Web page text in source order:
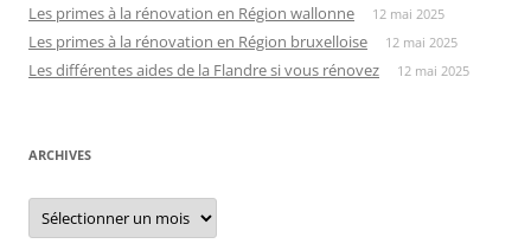
Les primes à la rénovation en Région wallonne 12 mai 2025
Les primes à la rénovation en Région bruxelloise 12 mai 2025
Les différentes aides de la Flandre si vous rénovez 12 mai 2025
ARCHIVES
Archives